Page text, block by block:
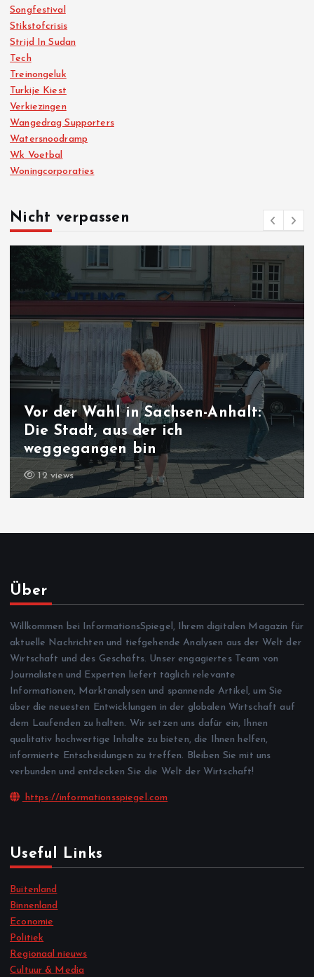
Songfestival
Stikstofcrisis
Strijd In Sudan
Tech
Treinongeluk
Turkije Kiest
Verkiezingen
Wangedrag Supporters
Watersnoodramp
Wk Voetbal
Woningcorporaties
Nicht verpassen
Vor der Wahl in Sachsen-Anhalt:
Die Stadt, aus der ich
weggegangen bin
12 views
Über
Willkommen bei InformationsSpiegel, Ihrem digitalen Magazin für
aktuelle Nachrichten und tiefgehende Analysen aus der Welt der
Wirtschaft und des Geschäfts. Unser engagiertes Team von
Journalisten und Experten liefert täglich relevante
Informationen, Marktanalysen und spannende Artikel, um Sie
über die neuesten Entwicklungen in der globalen Wirtschaft auf
dem Laufenden zu halten. Wir setzen uns dafür ein, Ihnen
qualitativ hochwertige Inhalte zu bieten, die Ihnen helfen,
informierte Entscheidungen zu treffen. Bleiben Sie mit uns
verbunden und entdecken Sie die Welt der Wirtschaft!
https://informationsspiegel.com
Useful Links
Buitenland
Binnenland
Economie
Politiek
Regionaal nieuws
Cultuur & Media